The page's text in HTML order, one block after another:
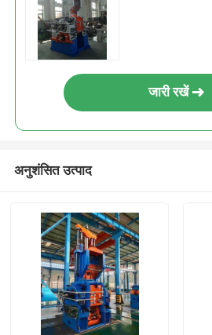
जारी रखें
अनुशंसित उत्पाद